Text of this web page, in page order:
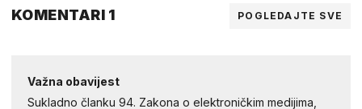
KOMENTARI 1 POGLEDAJTE SVE
Važna obavijest
Sukladno članku 94. Zakona o elektroničkim medijima,